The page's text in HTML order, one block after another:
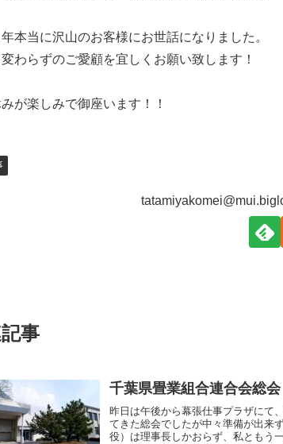
本当に沢山のお客様にお世話になりました。
わらずのご愛顧を宜しくお願い致します！
が楽しみで御座います！！
事
千葉県畳業組合連合会総会
昨日は午後から幕張仕事プラザ
てきた総会でしたが中々準備が出来
役）は理事長しかおらず、私ともう